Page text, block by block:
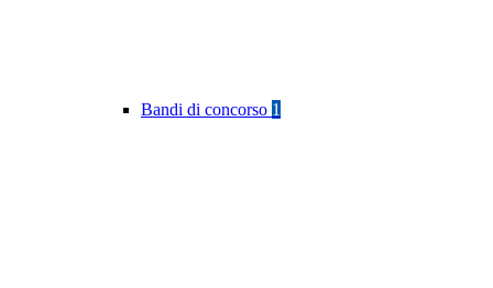
Bandi di concorso 1